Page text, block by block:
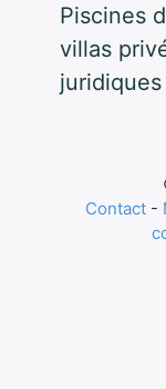
Piscines
villas
Contact-